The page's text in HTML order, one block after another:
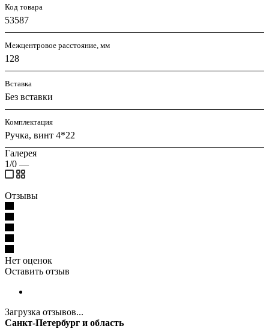
Код товара
53587
Межцентровое расстояние, мм
128
Вставка
Без вставки
Комплектация
Ручка, винт 4*22
Галерея
1/0 —
Отзывы
Нет оценок
Оставить отзыв
Загрузка отзывов...
Санкт-Петербург и область